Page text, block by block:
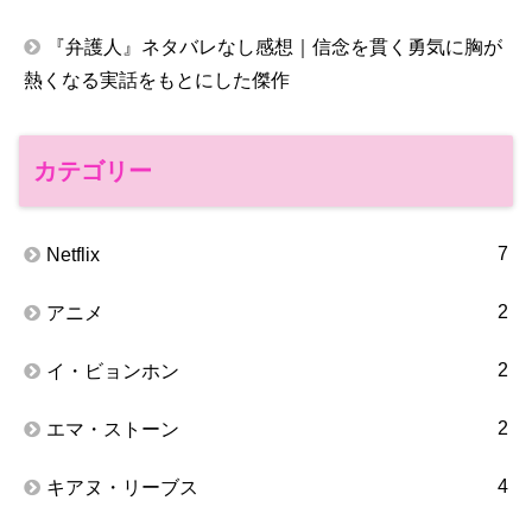
『弁護人』ネタバレなし感想｜信念を貫く勇気に胸が
熱くなる実話をもとにした傑作
カテゴリー
Netflix 7
アニメ 2
イ・ビョンホン 2
エマ・ストーン 2
キアヌ・リーブス 4